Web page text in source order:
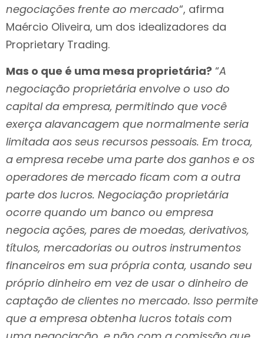
negociações frente ao mercado“, afirma
Maércio Oliveira, um dos idealizadores da
Proprietary Trading.
Mas o que é uma mesa proprietária? “A
negociação proprietária envolve o uso do
capital da empresa, permitindo que você
exerça alavancagem que normalmente seria
limitada aos seus recursos pessoais. Em troca,
a empresa recebe uma parte dos ganhos e os
operadores de mercado ficam com a outra
parte dos lucros. Negociação proprietária
ocorre quando um banco ou empresa
negocia ações, pares de moedas, derivativos,
títulos, mercadorias ou outros instrumentos
financeiros em sua própria conta, usando seu
próprio dinheiro em vez de usar o dinheiro de
captação de clientes no mercado. Isso permite
que a empresa obtenha lucros totais com